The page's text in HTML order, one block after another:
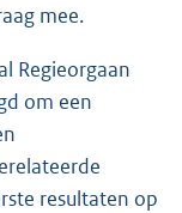
mee.
Regieorgaan
om een
resultaten op